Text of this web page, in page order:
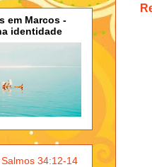
em Marcos -
identidade
Salmos 34:12-14